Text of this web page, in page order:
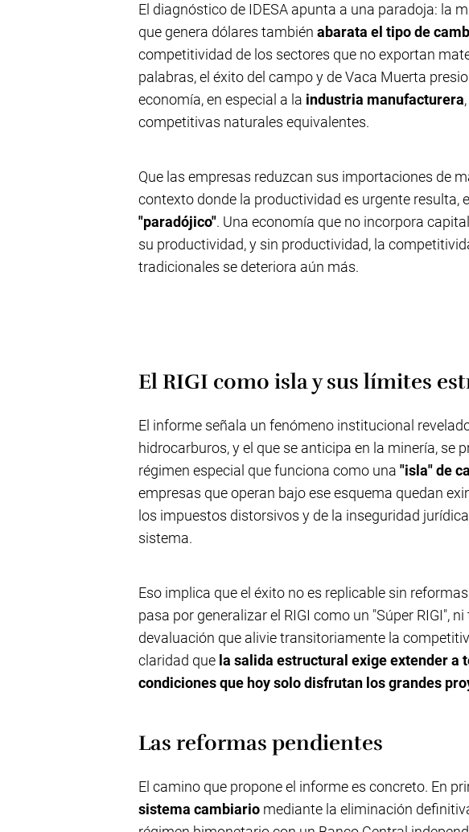
El diagnóstico de IDESA apunta a una paradoja: la
que genera dólares también abarata el tipo de
competitividad de los sectores que no exportan
palabras, el éxito del campo y de Vaca Muerta
economía, en especial a la industria manufacturera
competitivas naturales equivalentes.
Que las empresas reduzcan sus importaciones de
contexto donde la productividad es urgente resulta,
"paradójico". Una economía que no incorpora
su productividad, y sin productividad, la
tradicionales se deteriora aún más.
El RIGI como isla y sus límites
El informe señala un fenómeno institucional
hidrocarburos, y el que se anticipa en la minería, se
régimen especial que funciona como una "isla" de
empresas que operan bajo ese esquema quedan
los impuestos distorsivos y de la inseguridad
sistema.
Eso implica que el éxito no es replicable sin
pasa por generalizar el RIGI como un "Súper RIGI",
devaluación que alivie transitoriamente la
claridad que la salida estructural exige extender a
condiciones que hoy solo disfrutan los grandes
Las reformas pendientes
El camino que propone el informe es concreto. En
sistema cambiario mediante la eliminación